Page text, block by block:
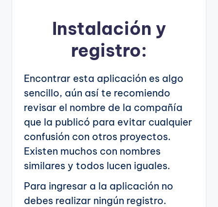
Instalación y
registro:
Encontrar esta aplicación es algo
sencillo, aún así te recomiendo
revisar el nombre de la compañía
que la publicó para evitar cualquier
confusión con otros proyectos.
Existen muchos con nombres
similares y todos lucen iguales.
Para ingresar a la aplicación no
debes realizar ningún registro.